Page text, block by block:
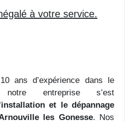
à votre service.
ans d’expérience dans le
notre entreprise s’est
et le dépannage
les Gonesse. Nos